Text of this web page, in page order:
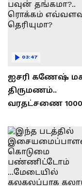
ஐசரி கணேஷ்
திருமணம்..
வரதட்சணை 1000
ரொக்கம்
தெரியுமா?
03:47